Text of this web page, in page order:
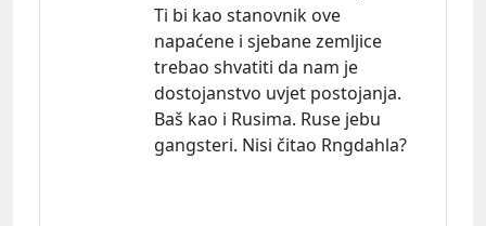
Ti bi kao stanovnik ove
napaćene i sjebane zemljice
trebao shvatiti da nam je
dostojanstvo uvjet postojanja.
Baš kao i Rusima. Ruse jebu
gangsteri. Nisi čitao Rngdahla?